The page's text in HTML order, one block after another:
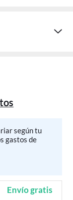
según tu
gastos de
Envío gratis